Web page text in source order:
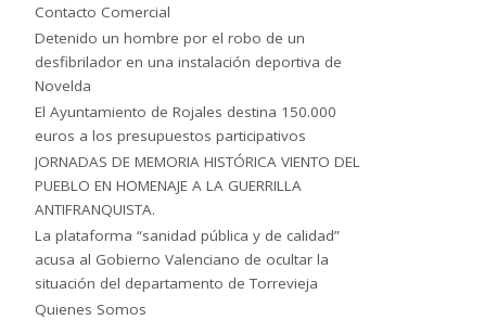
Contacto Comercial
Detenido un hombre por el robo de un
desfibrilador en una instalación deportiva de
Novelda
El Ayuntamiento de Rojales destina 150.000
euros a los presupuestos participativos
JORNADAS DE MEMORIA HISTÓRICA VIENTO DEL
PUEBLO EN HOMENAJE A LA GUERRILLA
ANTIFRANQUISTA.
La plataforma “sanidad pública y de calidad”
acusa al Gobierno Valenciano de ocultar la
situación del departamento de Torrevieja
Quienes Somos